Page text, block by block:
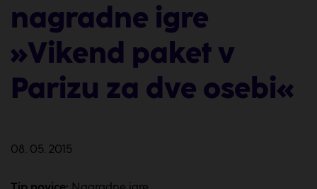
nagradne igre
»Vikend paket v
Parizu za dve osebi«
08. 05. 2015